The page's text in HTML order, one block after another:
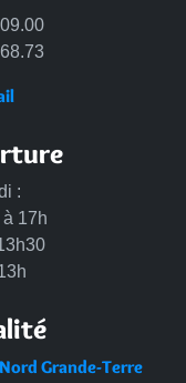
:
17h
Grande-Terre